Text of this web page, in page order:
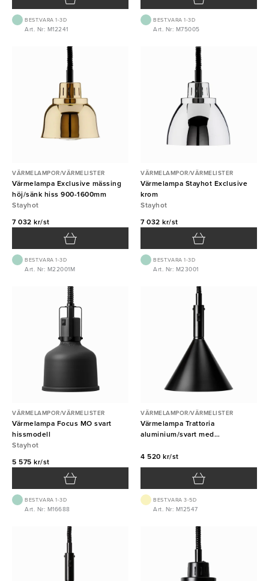
BEST.VARA 1-3D
Art. Nr: M12241
BEST.VARA 1-3D
Art. Nr: M75005
VÄRMELAMPOR/VÄRMELISTER
Värmelampa Exclusive mässing
höj/sänk hiss 900-1600mm
Stayhot
7 032 kr/st
BEST.VARA 1-3D
Art. Nr: M22001M
VÄRMELAMPOR/VÄRMELISTER
Värmelampa Stayhot Exclusive
krom
Stayhot
7 032 kr/st
BEST.VARA 1-3D
Art. Nr: M23001
VÄRMELAMPOR/VÄRMELISTER
Värmelampa Focus MO svart
hissmodell
Stayhot
5 575 kr/st
BEST.VARA 1-3D
Art. Nr: M16688
VÄRMELAMPOR/VÄRMELISTER
Värmelampa Trattoria
aluminium/svart med
4 520 kr/st
BEST.VARA 3-5D
Art. Nr: M12547